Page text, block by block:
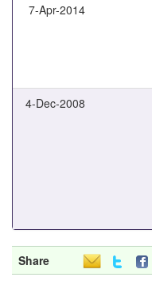
7-Apr-2014
4-Dec-2008
Share